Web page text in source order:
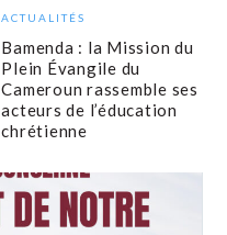
ACTUALITÉS
Bamenda : la Mission du
Plein Évangile du
Cameroun rassemble ses
acteurs de l’éducation
chrétienne